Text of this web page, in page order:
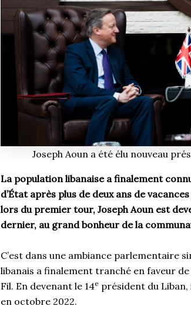
Joseph Aoun a été élu nouveau
La population libanaise a finalement
d’État après plus de deux ans de
lors du premier tour, Joseph Aoun est
dernier, au grand bonheur de la
C’est dans une ambiance parlementaire
libanais a finalement tranché en faveur
Fil. En devenant le 14e président du
en octobre 2022.